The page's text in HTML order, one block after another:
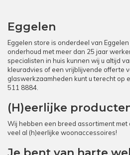
Eggelen
Eggelen store is onderdeel van
onderhoud met meer dan 25 jaar
specialisten in huis kunnen wij u altijd
kleuradvies of een vrijblijvende offerte
glaswerkzaamheden kunt u terecht op
511 8884
(H)eerlijke
Wij hebben een breed assortiment
veel al (h)eerlijke woonaccessoires!